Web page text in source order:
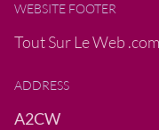
WEBSITE FOOTER
Tout Sur Le Web
ADDRESS
A2CW